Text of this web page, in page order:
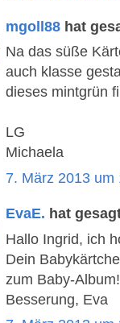
mgoll88 hat
Na das süße
auch klasse
dieses mintgrün
LG
Michaela
7. März 2013 um
EvaE. hat
Hallo Ingrid, ich
Dein
zum Baby-
Besserung, Eva